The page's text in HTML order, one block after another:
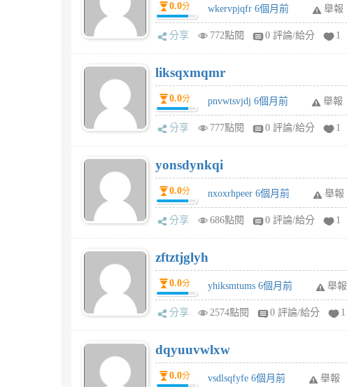
0.0分 wkervpjqfr 6個月前 舉報
分享 772點閱 0 評論/給分 1
liksqxmqmr
0.0分 pnvwtsvjdj 6個月前 舉報
分享 777點閱 0 評論/給分 1
yonsdynkqi
0.0分 nxoxrhpeer 6個月前 舉報
分享 686點閱 0 評論/給分 1
zftztjglyh
0.0分 yhiksmtums 6個月前 舉報
分享 2574點閱 0 評論/給分 1
dqyuuvwlxw
0.0分 vsdlsqfyfe 6個月前 舉報